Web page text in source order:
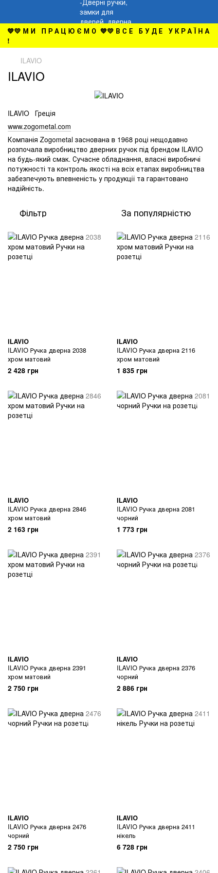
💙💛 М И П Р А Ц Ю Є М О 💙💛 В С Е Б У Д Е У К Р А Ї Н А
!
ILAVIO
ILAVIO
ILAVIO Греція
www.zogometal.com
Компанія Zogometal заснована в 1968 році нещодавно
розпочала виробництво дверних ручок під брендом ILAVIO
на будь-який смак. Сучасне обладнання, власні виробничі
потужності та контроль якості на всіх етапах виробництва
забезпечують впевненість у продукції та гарантовано
надійність.
Фільтр За популярністю
ILAVIO
ILAVIO Ручка дверна 2038
хром матовий
2 428 грн
ILAVIO
ILAVIO Ручка дверна 2116
хром матовий
1 835 грн
ILAVIO
ILAVIO Ручка дверна 2846
хром матовий
2 163 грн
ILAVIO
ILAVIO Ручка дверна 2081
чорний
1 773 грн
ILAVIO
ILAVIO Ручка дверна 2391
хром матовий
2 750 грн
ILAVIO
ILAVIO Ручка дверна 2376
чорний
2 886 грн
ILAVIO
ILAVIO Ручка дверна 2476
чорний
2 750 грн
ILAVIO
ILAVIO Ручка дверна 2411
нікель
6 728 грн